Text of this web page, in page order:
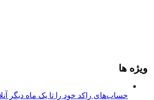
ویژه ها
حساب‌های راکد خود را تا یک ماه دیگر